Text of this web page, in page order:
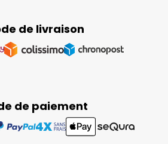
de paiement
de livraison